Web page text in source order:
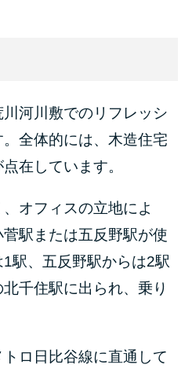
河川敷でのリフレッシ
全体的には、木造住宅
在しています。
オフィスの立地によ
駅または五反野駅が使
駅、五反野駅からは2駅
千住駅に出られ、乗り
ロ日比谷線に直通して